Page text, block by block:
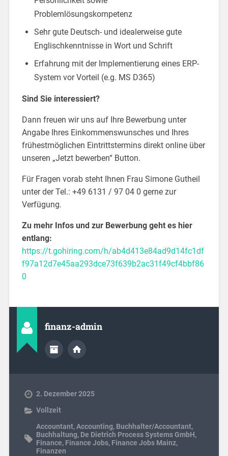
Problemlösungskompetenz
Sehr gute Deutsch- und idealerweise gute
Englischkenntnisse in Wort und Schrift
Erfahrung mit der Implementierung eines ERP-
System vor Vorteil (e.g. MS D365)
Sind Sie interessiert?
Dann freuen wir uns auf Ihre Bewerbung unter
Angabe Ihres Einkommenswunsches und Ihres
frühestmöglichen Eintrittstermins direkt online über
unseren „Jetzt bewerben“ Button.
Für Fragen vorab steht Ihnen Frau Simone Gutheil
unter der Tel.: +49 6131 / 97 04 0 gerne zur
Verfügung.
Zu mehr Infos und zur Bewerbung geht es hier
entlang:
https://t.gohiring.com/h/ab4d413e84ad9d14fc1df
f97a12d7e45aa293dce73f639b2ac31f49cf4bbf86
0
finanz-admin
2. Dezember 2025
Vollzeit
Accountant,Accounting, Buchhalter/Accountant,
Buchhaltung, De Dietrich Process Systems GmbH,
Finance, Finance Jobs, Finance Jobs Mainz,
Finanzen